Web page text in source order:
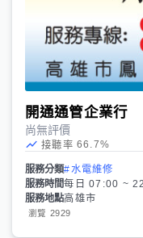
開通通管企業行
尚無評價
接聽率 66.7%
服務分類#水電維修
服務時間每日 07:00 ~
服務地點高雄市
瀏覽 2929